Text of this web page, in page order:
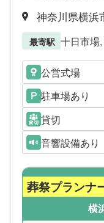
神奈川県横浜
最寄駅 十日市場
公営式場
駐車場あり
貸切
音響設備あり
葬祭プランナ
横